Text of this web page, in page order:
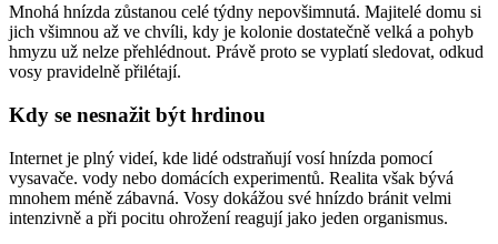
Mnohá hnízda zůstanou celé týdny nepovšimnutá. Majitelé domu si
jich všimnou až ve chvíli, kdy je kolonie dostatečně velká a pohyb
hmyzu už nelze přehlédnout. Právě proto se vyplatí sledovat, odkud
vosy pravidelně přilétají.
Kdy se nesnažit být hrdinou
Internet je plný videí, kde lidé odstraňují vosí hnízda pomocí
vysavače. vody nebo domácích experimentů. Realita však bývá
mnohem méně zábavná. Vosy dokážou své hnízdo bránit velmi
intenzivně a při pocitu ohrožení reagují jako jeden organismus.